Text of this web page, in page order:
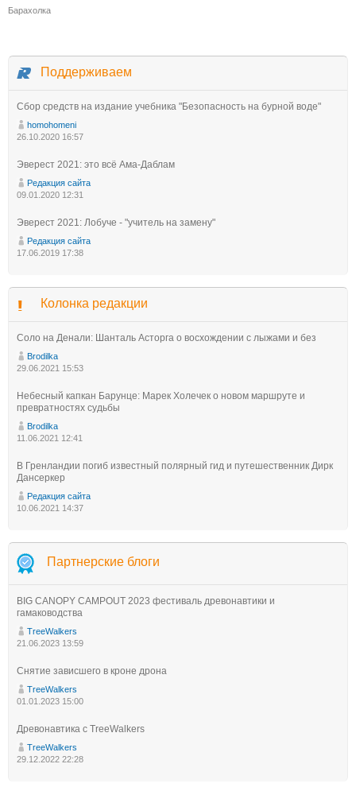
Барахолка
Поддерживаем
Сбор средств на издание учебника "Безопасность на бурной воде"
homohomeni
26.10.2020 16:57
Эверест 2021: это всё Ама-Даблам
Редакция сайта
09.01.2020 12:31
Эверест 2021: Лобуче - "учитель на замену"
Редакция сайта
17.06.2019 17:38
Колонка редакции
Соло на Денали: Шанталь Асторга о восхождении с лыжами и без
Brodilka
29.06.2021 15:53
Небесный капкан Барунце: Марек Холечек о новом маршруте и
превратностях судьбы
Brodilka
11.06.2021 12:41
В Гренландии погиб известный полярный гид и путешественник Дирк
Дансеркер
Редакция сайта
10.06.2021 14:37
Партнерские блоги
BIG CANOPY CAMPOUT 2023 фестиваль древонавтики и
гамаководства
TreeWalkers
21.06.2023 13:59
Снятие зависшего в кроне дрона
TreeWalkers
01.01.2023 15:00
Древонавтика с TreeWalkers
TreeWalkers
29.12.2022 22:28